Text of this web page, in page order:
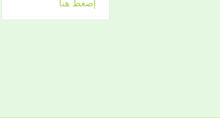
والمتابعة بجامعة العلوم
إضغط هنا